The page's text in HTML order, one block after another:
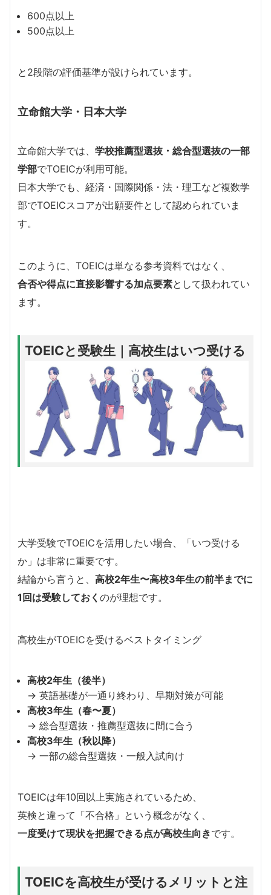
600点以上
500点以上
と2段階の評価基準が設けられています。
立命館大学・日本大学
立命館大学では、 学校推薦型選抜・総合型選抜の一部
学部でTOEICが利用可能。
日本大学でも、経済・国際関係・法・理工など複数学
部でTOEICスコアが出願要件として認められていま
す。
このように、TOEICは単なる参考資料ではなく、
合否や得点に直接影響する加点要素として扱われてい
ます。
TOEICと受験生｜高校生はいつ受ける
大学受験でTOEICを活用したい場合、「いつ受ける
か」は非常に重要です。
結論から言うと、 高校2年生〜高校3年生の前半までに
1回は受験しておく のが理想です。
高校生がTOEICを受けるベストタイミング
高校2年生（後半）
→ 英語基礎が一通り終わり、早期対策が可能
高校3年生（春〜夏）
→ 総合型選抜・推薦型選抜に間に合う
高校3年生（秋以降）
→ 一部の総合型選抜・一般入試向け
TOEICは年10回以上実施されているため、
英検と違って「不合格」という概念がなく、
一度受けて現状を把握できる点が高校生向きです。
TOEICを高校生が受けるメリットと注